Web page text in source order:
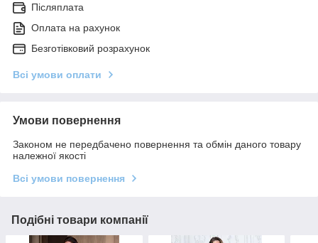
Післяплата
Оплата на рахунок
Безготівковий розрахунок
Всі умови оплати
Умови повернення
Законом не передбачено повернення та обмін даного товару
належної якості
Всі умови повернення
Подібні товари компанії